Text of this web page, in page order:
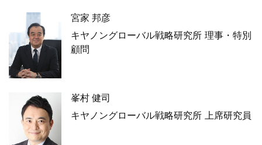
宮家 邦彦
キヤノングローバル戦略研究所 理事・特別
顧問
峯村 健司
キヤノングローバル戦略研究所 上席研究員